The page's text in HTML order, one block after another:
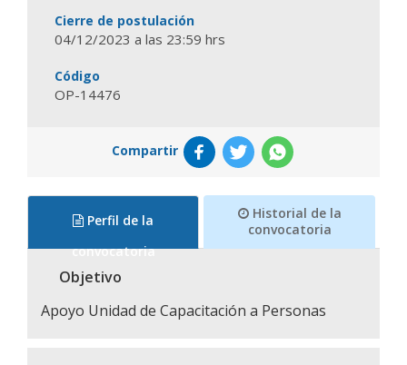
Cierre de postulación
04/12/2023 a las 23:59 hrs
Código
OP-14476
Compartir
Perfil de la
convocatoria
Historial de la
convocatoria
Objetivo
Apoyo Unidad de Capacitación a Personas